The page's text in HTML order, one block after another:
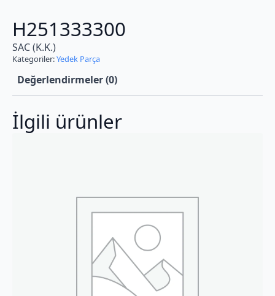
H251333300
SAC (K.K.)
Kategoriler:Yedek Parça
Değerlendirmeler (0)
İlgili ürünler